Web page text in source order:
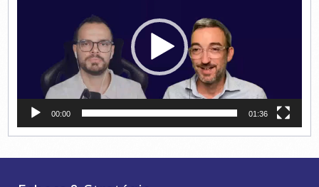
00:00 01:36